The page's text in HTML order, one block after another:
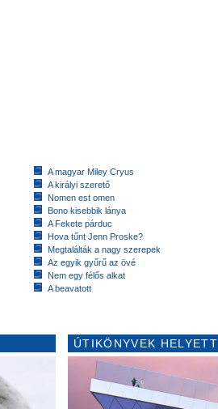
A magyar Miley Cryus
A királyi szerető
Nomen est omen
Bono kisebbik lánya
A Fekete párduc
Hova tűnt Jenn Proske?
Megtalálták a nagy szerepek
Az egyik gyűrű az övé
Nem egy félős alkat
A beavatott
ÚTIKÖNYVEK HELYETT